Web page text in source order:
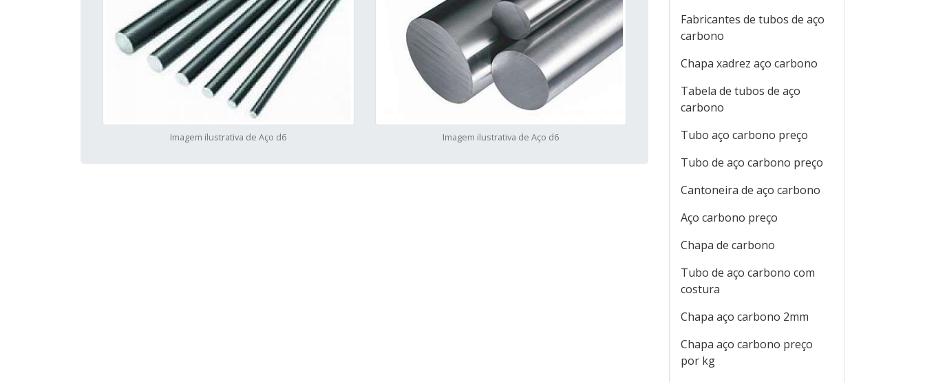
Imagem ilustrativa de Aço d6 Imagem ilustrativa de Aço d6
Fabricantes de tubos de aço
carbono
Chapa xadrez aço carbono
Tabela de tubos de aço
carbono
Tubo aço carbono preço
Tubo de aço carbono preço
Cantoneira de aço carbono
Aço carbono preço
Chapa de carbono
Tubo de aço carbono com
costura
Chapa aço carbono 2mm
Chapa aço carbono preço
por kg